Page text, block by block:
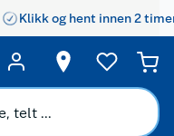
Klikk og hent innen 2